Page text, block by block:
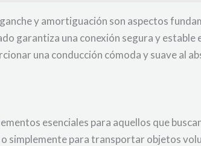
y amortiguación son aspectos
garantiza una conexión segura y
una conducción cómoda y suave al
esenciales para aquellos que
simplemente para transportar objetos